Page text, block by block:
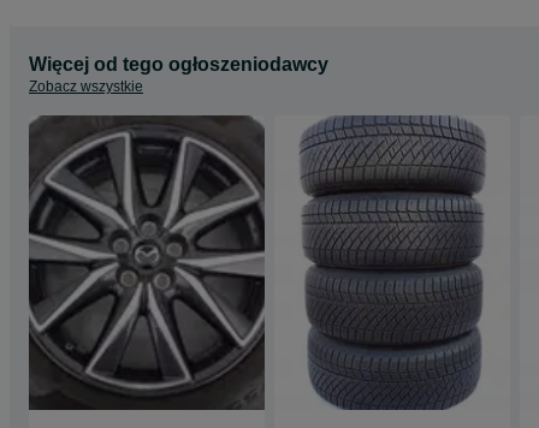
Więcej od tego ogłoszeniodawcy
Zobacz wszystkie